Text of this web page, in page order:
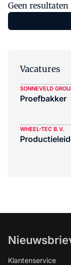
Geen resultaten
Vacatures
SONNEVELD
Proefbakker
WHEEL-TEC B.V.
Klantenservice